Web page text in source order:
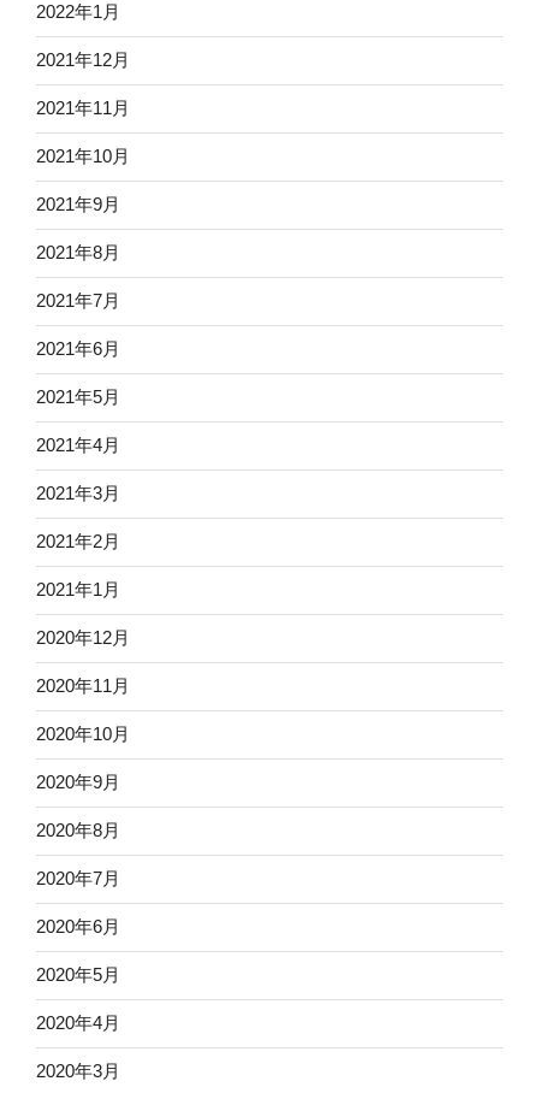
2022年1月
2021年12月
2021年11月
2021年10月
2021年9月
2021年8月
2021年7月
2021年6月
2021年5月
2021年4月
2021年3月
2021年2月
2021年1月
2020年12月
2020年11月
2020年10月
2020年9月
2020年8月
2020年7月
2020年6月
2020年5月
2020年4月
2020年3月